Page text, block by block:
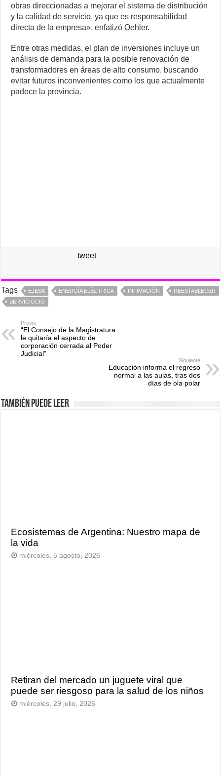
obras direccionadas a mejorar el sistema de distribución
y la calidad de servicio, ya que es responsabilidad
directa de la empresa», enfatizó Oehler.
Entre otras medidas, el plan de inversiones incluye un
análisis de demanda para la posible renovación de
transformadores en áreas de alto consumo, buscando
evitar futuros inconvenientes como los que actualmente
padece la provincia.
tweet
Tags EJESA ENERGÍA ELÉCTRICA INTIMACIÓN
REESTABLECER
SERVICIOCIO
Previo
“El Consejo de la Magistratura
le quitaría el aspecto de
corporación cerrada al Poder
Judicial”
Siguiente
Educación informa el regreso
normal a las aulas, tras dos
días de ola polar
También puede leer
Ecosistemas de Argentina: Nuestro mapa de
la vida
miércoles, 5 agosto, 2026
Retiran del mercado un juguete viral que
puede ser riesgoso para la salud de los niños
miércoles, 29 julio, 2026